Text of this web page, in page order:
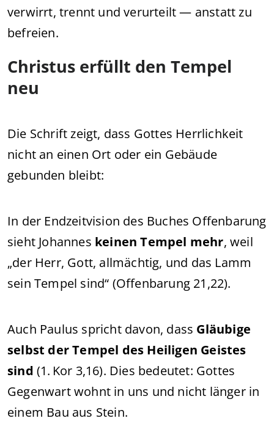
verwirrt, trennt und verurteilt — anstatt zu
befreien.
Christus erfüllt den Tempel
neu
Die Schrift zeigt, dass Gottes Herrlichkeit
nicht an einen Ort oder ein Gebäude
gebunden bleibt:
In der Endzeitvision des Buches Offenbarung
sieht Johannes keinen Tempel mehr, weil
„der Herr, Gott, allmächtig, und das Lamm
sein Tempel sind“ (Offenbarung 21,22).
Auch Paulus spricht davon, dass Gläubige
selbst der Tempel des Heiligen Geistes
sind (1. Kor 3,16). Dies bedeutet: Gottes
Gegenwart wohnt in uns und nicht länger in
einem Bau aus Stein.